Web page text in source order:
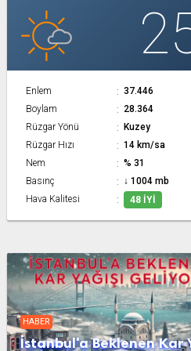
Enlem
37.446
Boylam
28.364
Rüzgar Yönü
Kuzey
Rüzgar Hızı
14 km/sa
Nem
% 31
Basınç
↓ 1004 mb
Hava Kalitesi
48 İYI
HABER
İstanbul'a Beklenen Kar